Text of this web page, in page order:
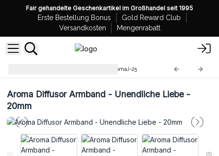
Fair gehandelte Geschenkartikel im Großhandel seit 1995
Erste Bestellung Bonus
Gold Reward Club
Versandkosten
Mengenrabatt
AromaJ-25
Aroma Diffusor Armband - Unendliche Liebe -
20mm